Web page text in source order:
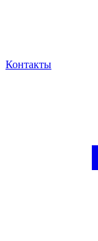
Контакты